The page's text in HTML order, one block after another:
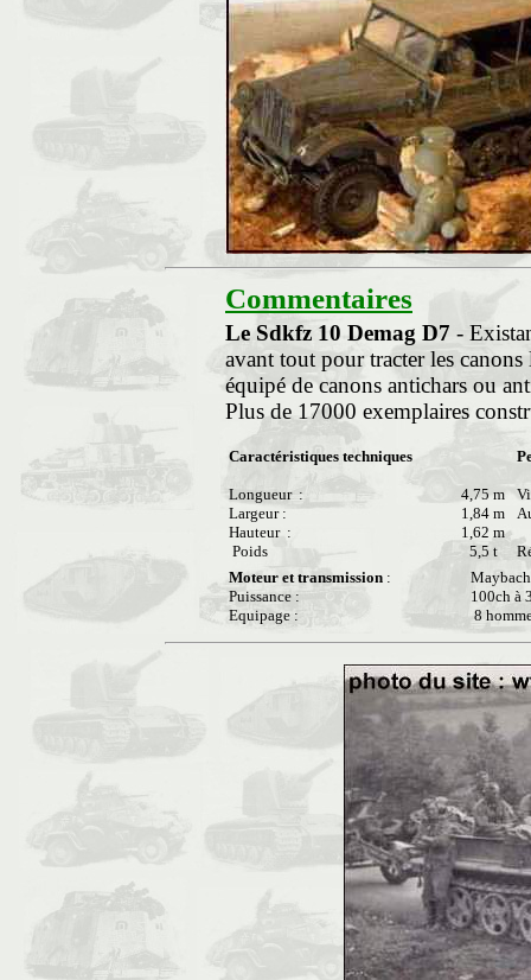
Commentaires
Le Sdkfz 10 Demag D7 -
avant tout pour tracter les
équipé de canons antichars ou
Plus de 17000 exemplaires
Caractéristiques techniques
Longueur :
Largeur :
Hauteur :
Poids
4,75 m
1,84 m
1,62 m
5,5 t
Moteur et transmission :
Puissance :
Equipage :
100ch à
8